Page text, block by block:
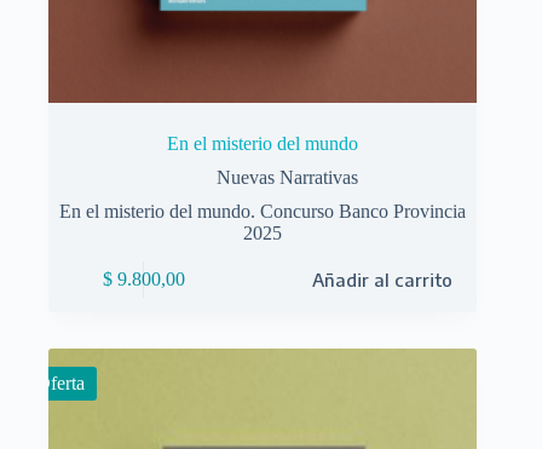
En el misterio del mundo
Nuevas Narrativas
En el misterio del mundo. Concurso Banco Provincia
2025
$9.800,00 Añadir al carrito
Oferta